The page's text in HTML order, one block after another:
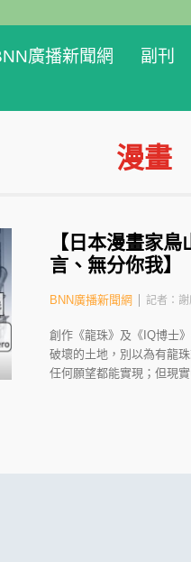
廣播新聞網 副刊
漫畫
【日本漫畫家
言、無分你我】
BNN廣播新聞網 記者：
創作《龍珠》及《IQ博士
破壞的土地，別以為有龍
任何願望都能實現；但現